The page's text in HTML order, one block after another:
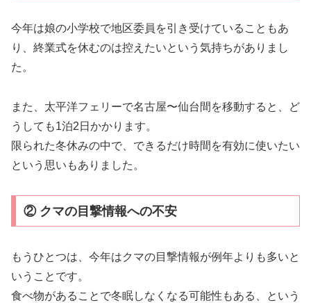
今年は娘の小学校で地区委員を引き受けていることもあ
り、終業式を休むのは控えたいという気持ちがありまし
た。
また、太平洋フェリーで名古屋〜仙台間を移動すると、ど
うしても1泊2日かかります。
限られた冬休みの中で、できるだけ時間を有効に使いたい
という思いもありました。
② クマの目撃情報への不安
もうひとつは、今年はクマの目撃情報が例年よりも多いと
いうことです。
食べ物があることで冬眠しなくなる可能性もある、という